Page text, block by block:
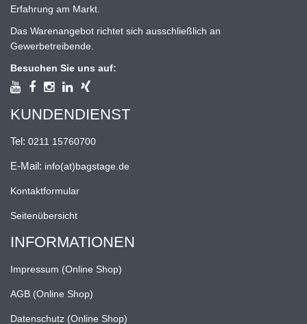
Erfahrung am Markt.
Das Warenangebot richtet sich ausschließlich an
Gewerbetreibende.
Besuchen Sie uns auf:
KUNDENDIENST
Tel: 0211 15760700
E-Mail: info(at)bagstage.de
Kontaktformular
Seitenübersicht
INFORMATIONEN
Impressum (Online Shop)
AGB (Online Shop)
Datenschutz (Online Shop)